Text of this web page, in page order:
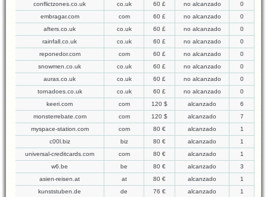
conflictzones.co.uk
co.uk 60 £ no alcanzado
0
embragar.com
com 60 £ no alcanzado
0
afters.co.uk
co.uk 60 £ no alcanzado
0
rainfall.co.uk
co.uk 60 £ no alcanzado
0
reponedor.com
com 60 £ no alcanzado
0
snowmen.co.uk
co.uk 60 £ no alcanzado
0
auras.co.uk
co.uk 60 £ no alcanzado
0
tornadoes.co.uk
co.uk 60 £ no alcanzado
0
keeri.com
com 120 $ alcanzado
6
monsterrebate.com
com 120 $ alcanzado
7
myspace-station.com
com 80 € alcanzado
1
c00l.biz
biz 80 € alcanzado
1
universal-creditcards.com
com 80 € alcanzado
1
w6.be
be 80 € alcanzado
3
asien-reisen.at
at 80 € alcanzado
1
kunststuben.de
de 76 € alcanzado
1